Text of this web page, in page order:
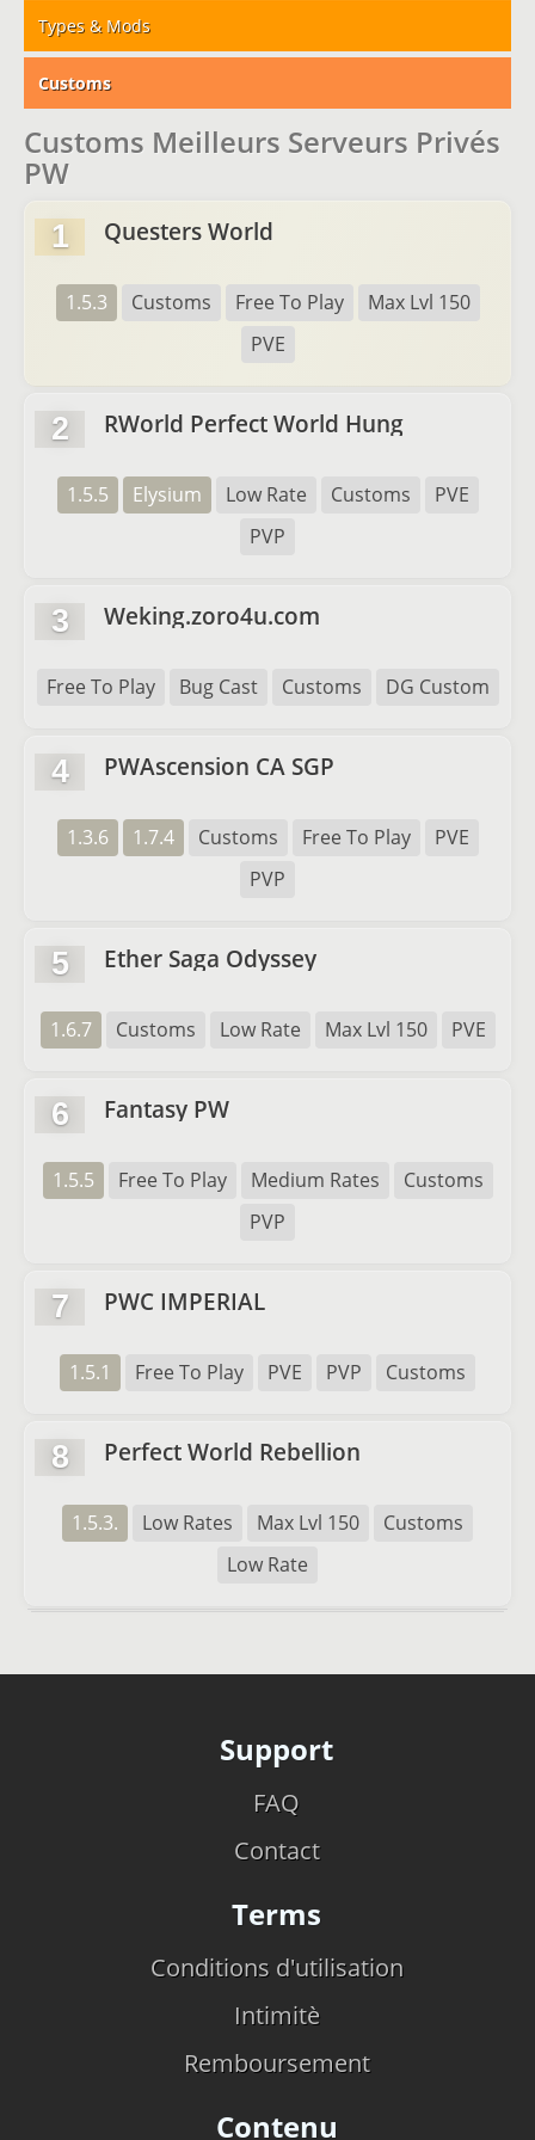
Types & Mods
Customs
Customs Meilleurs Serveurs Privés
PW
1 Questers World
1.5.3 Customs Free To Play
Max Lvl 150
PVE
2 RWorld Perfect World Hung
1.5.5 Elysium Low Rate Customs
PVE
PVP
3 Weking.zoro4u.com
Free To Play Bug Cast Customs DG Custom
4 PWAscension CA SGP
1.3.6 1.7.4 Customs Free To Play
PVE
PVP
5 Ether Saga Odyssey
1.6.7 Customs Low Rate Max Lvl 150 PVE
6 Fantasy PW
1.5.5 Free To Play Medium Rates
Customs
PVP
7 PWC IMPERIAL
1.5.1 Free To Play PVE PVP Customs
8 Perfect World Rebellion
1.5.3. Low Rates Max Lvl 150
Customs
Low Rate
Support
FAQ
Contact
Terms
Conditions d'utilisation
Intimitè
Remboursement
Contenu